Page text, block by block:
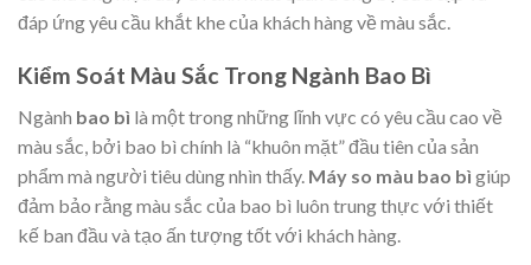
đáp ứng yêu cầu khắt khe của khách hàng về màu sắc.
Kiểm Soát Màu Sắc Trong Ngành Bao Bì
Ngành bao bì là một trong những lĩnh vực có yêu cầu cao về
màu sắc, bởi bao bì chính là “khuôn mặt” đầu tiên của sản
phẩm mà người tiêu dùng nhìn thấy. Máy so màu bao bì giúp
đảm bảo rằng màu sắc của bao bì luôn trung thực với thiết
kế ban đầu và tạo ấn tượng tốt với khách hàng.